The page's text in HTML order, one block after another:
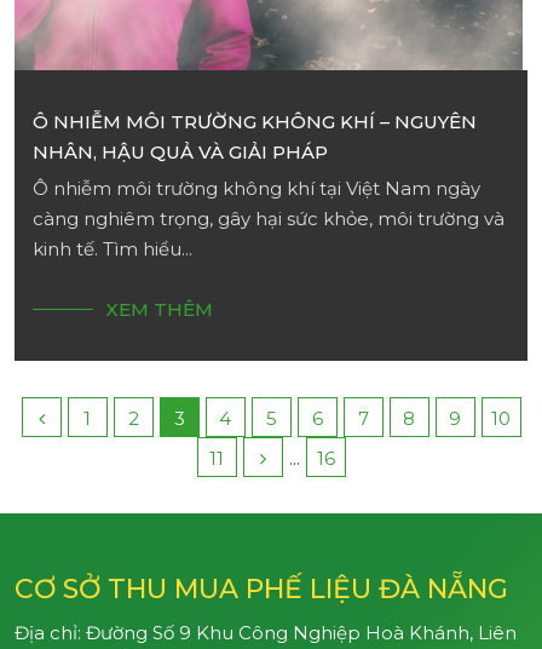
Ô NHIỄM MÔI TRƯỜNG KHÔNG KHÍ – NGUYÊN
NHÂN, HẬU QUẢ VÀ GIẢI PHÁP
Ô nhiễm môi trường không khí tại Việt Nam ngày
càng nghiêm trọng, gây hại sức khỏe, môi trường và
kinh tế. Tìm hiểu...
XEM THÊM
1 2 3 4 5 6 7 8 9
10
11
... 16
CƠ SỞ THU MUA PHẾ LIỆU ĐÀ NẴNG
Địa chỉ: Đường Số 9 Khu Công Nghiệp Hoà Khánh, Liên